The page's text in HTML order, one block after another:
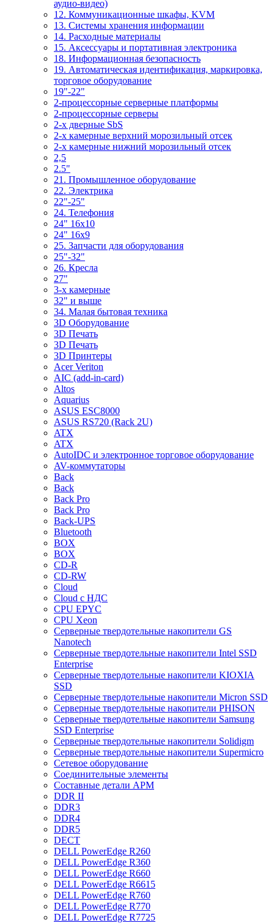
аудио-видео)
12. Коммуникационные шкафы, KVM
13. Системы хранения информации
14. Расходные материалы
15. Аксессуары и портативная электроника
18. Информационная безопасность
19. Автоматическая идентификация, маркировка,
торговое оборудование
19"-22"
2-процессорные серверные платформы
2-процессорные серверы
2-х дверные SbS
2-х камерные верхний морозильный отсек
2-х камерные нижний морозильный отсек
2,5
2.5"
21. Промышленное оборудование
22. Электрика
22"-25"
24. Телефония
24" 16x10
24" 16x9
25. Запчасти для оборудования
25"-32"
26. Кресла
27"
3-x камерные
32" и выше
34. Малая бытовая техника
3D Оборудование
3D Печать
3D Печать
3D Принтеры
Acer Veriton
AIC (add-in-card)
Altos
Aquarius
ASUS ESC8000
ASUS RS720 (Rack 2U)
ATX
ATX
AutoIDC и электронное торговое оборудование
AV-коммутаторы
Back
Back
Back Pro
Back Pro
Back-UPS
Bluetooth
BOX
BOX
CD-R
CD-RW
Cloud
Cloud с НДС
CPU EPYC
CPU Xeon
Cерверные твердотельные накопители GS
Nanotech
Cерверные твердотельные накопители Intel SSD
Enterprise
Cерверные твердотельные накопители KIOXIA
SSD
Cерверные твердотельные накопители Micron SSD
Cерверные твердотельные накопители PHISON
Cерверные твердотельные накопители Samsung
SSD Enterprise
Cерверные твердотельные накопители Solidigm
Cерверные твердотельные накопители Supermicro
Cетевое оборудование
Cоединительные элементы
Cоставные детали АРМ
DDR II
DDR3
DDR4
DDR5
DECT
DELL PowerEdge R260
DELL PowerEdge R360
DELL PowerEdge R660
DELL PowerEdge R6615
DELL PowerEdge R760
DELL PowerEdge R770
DELL PowerEdge R7725